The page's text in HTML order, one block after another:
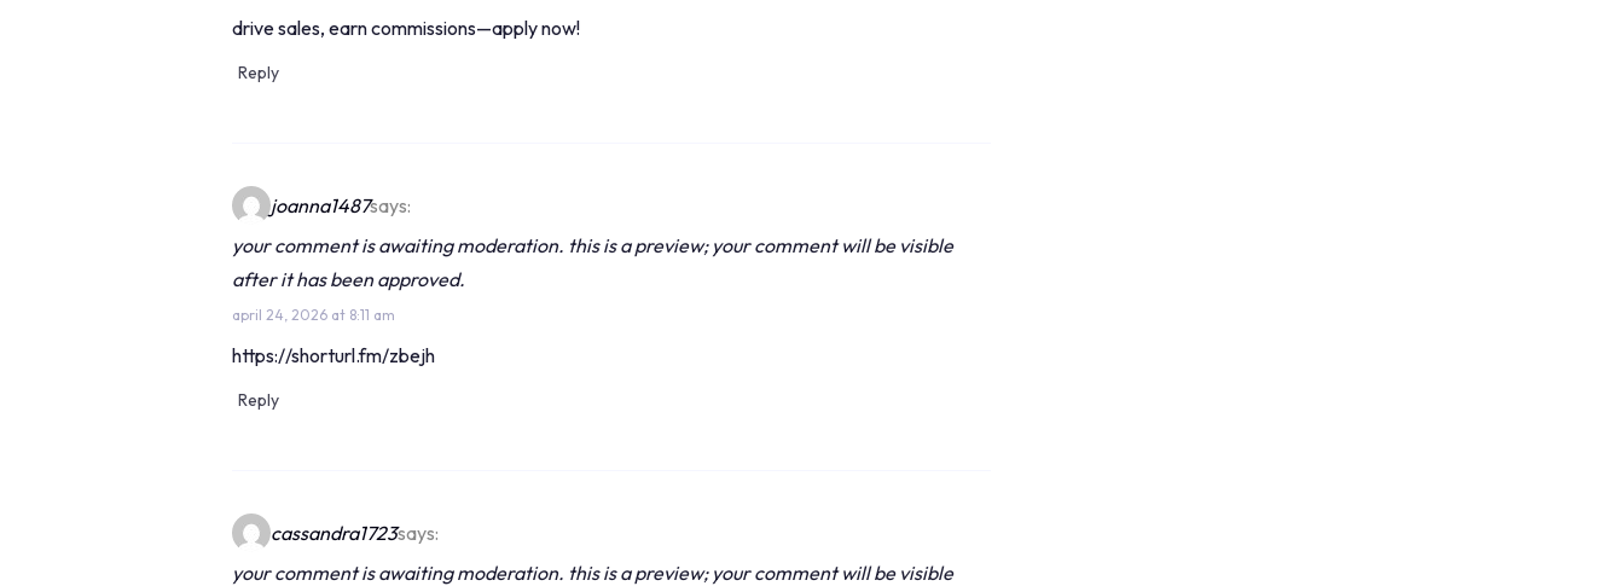
drive sales, earn commissions—apply now!
Reply
joanna1487says:
your comment is awaiting moderation. this is a preview; your comment will be visible
after it has been approved.
april 24, 2026 at 8:11 am
https://shorturl.fm/zbejh
Reply
cassandra1723says:
your comment is awaiting moderation. this is a preview; your comment will be visible